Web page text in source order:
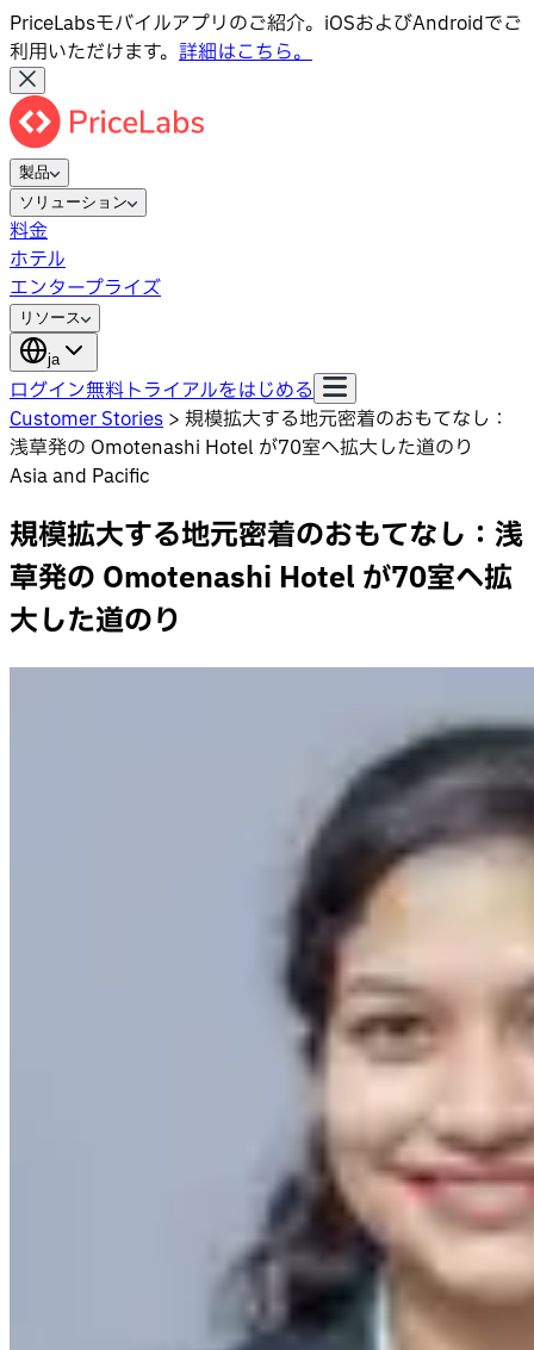
PriceLabsモバイルアプリのご紹介。iOSおよびAndroidでご
利用いただけます。 詳細はこちら。
製品
ソリューション
料金
ホテル
エンタープライズ
リソース
ja
ログイン無料トライアルをはじめる
Customer Stories > 規模拡大する地元密着のおもてなし：
浅草発の Omotenashi Hotel が70室へ拡大した道のり
Asia and Pacific
規模拡大する地元密着のおもてなし：浅
草発の Omotenashi Hotel が70室へ拡
大した道のり